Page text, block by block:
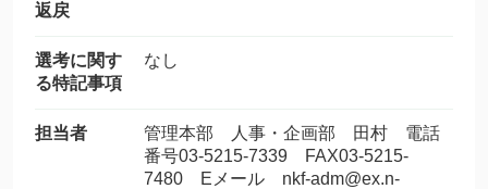
返戻
選考に関す
る特記事項
なし
担当者
管理本部 人事・企画部 田村 電話
番号03-5215-7339 FAX03-5215-
7480 Eメール nkf-adm@ex.n-